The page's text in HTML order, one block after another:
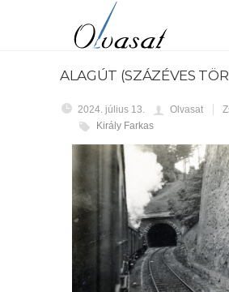
ALAGÚT (SZÁZÉVES
2024. július 13. Olvasat
Király Farkas